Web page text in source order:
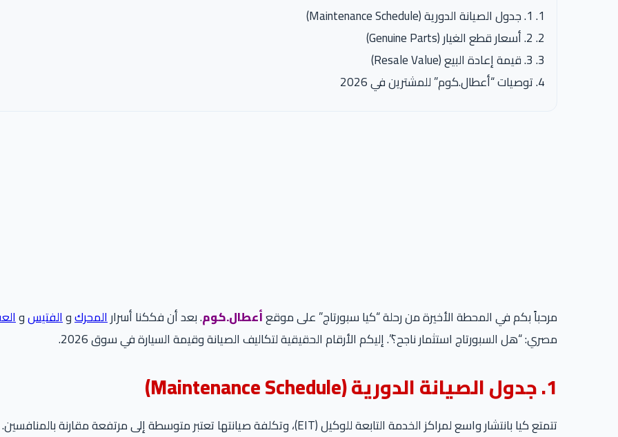
1. جدول الصيانة الدورية (Maintenance Schedule)
2. أسعار قطع الغيار (Genuine Parts)
3. قيمة إعادة البيع (Resale Value)
توصيات “أعطال.كوم” للمشترين في 2026
مرحباً بكم في المحطة الأخيرة من رحلة “كيا سبورتاج” على موقعأعطال.كوم. بعد أن فككنا أسرارالمحركوالفتيسو
مصري: “هل السبورتاج استثمار ناجح؟”. إليكم الأرقام الحقيقية لتكاليف الصيانة وقيمة السيارة في سوق 2026.
1. جدول الصيانة الدورية (Maintenance Schedule)
تتمتع كيا بانتشار واسع لمراكز الخدمة التابعة للوكيل (EIT)، وتكلفة صيانتها تعتبر متوسطة إلى مرتفعة مقارنة بالمنافسين.